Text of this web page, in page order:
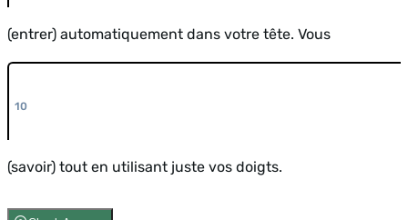
(entrer) automatiquement dans votre tête. Vous
(savoir) tout en utilisant juste vos doigts.